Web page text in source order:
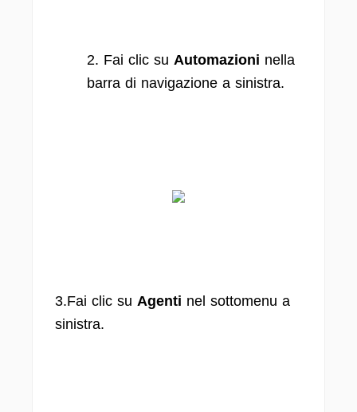
2. Fai clic su Automazioni nella
barra di navigazione a sinistra.
3.Fai clic su Agenti nel sottomenu a
sinistra.